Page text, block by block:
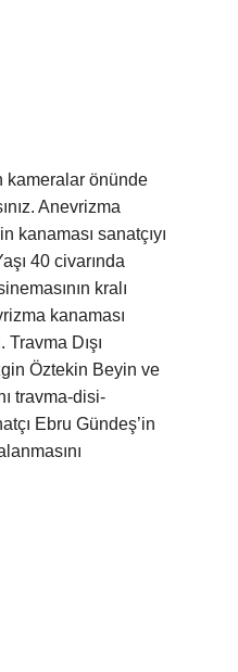
kameralar önünde
Anevrizma
kanaması sanatçıyı
40 civarında
kralı
kanaması
Dışı
Öztekin Beyin ve
travma-disi-
Ebru Gündeş’in